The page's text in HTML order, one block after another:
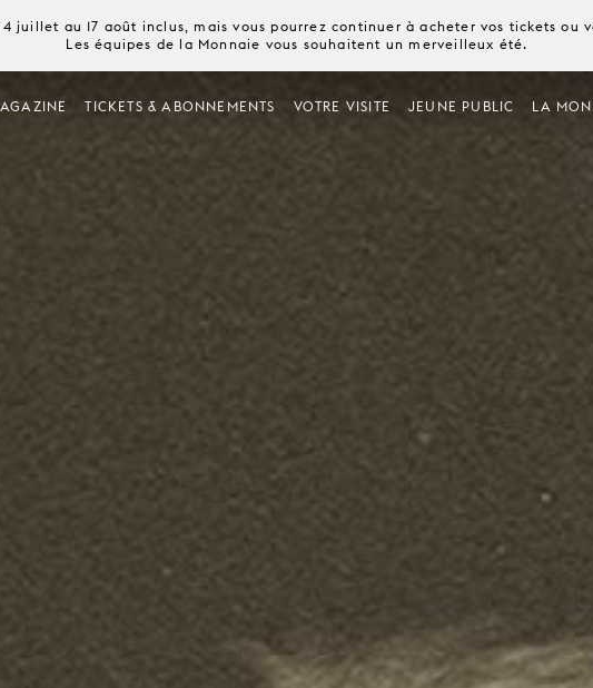
4 juillet au 17 août inclus, mais vous pourrez continuer à acheter vos tickets
Les équipes de la Monnaie vous souhaitent un merveilleux été.
TICKETS & ABONNEMENTS VOTRE VISITE JEUNE PUBLIC LA